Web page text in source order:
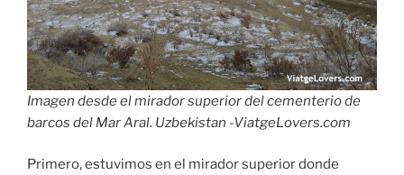
Imagen desde el mirador superior del cementerio de
barcos del Mar Aral. Uzbekistan -ViatgeLovers.com
Primero, estuvimos en el mirador superior donde